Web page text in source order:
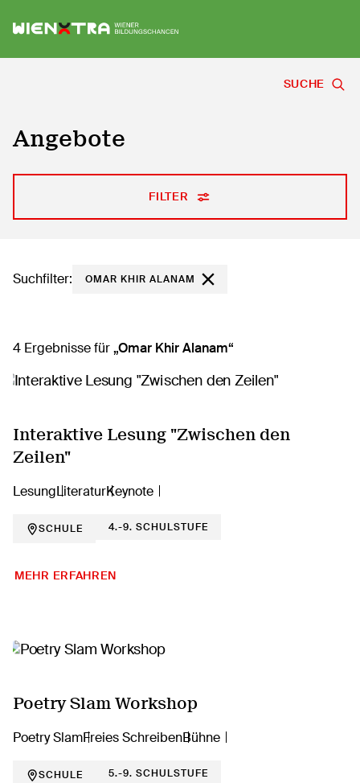
Logo Wiener Bildungschancen
SUCHE
Angebote
FILTER
Suchfilter: OMAR KHIR ALANAM
4 Ergebnisse für Omar Khir Alanam
Interaktive Lesung "Zwischen den
Zeilen"
LesungLiteraturKeynote
SCHULE 4.-9. SCHULSTUFE
MEHR ERFAHREN
Poetry Slam Workshop
Poetry SlamFreies SchreibenBühne
SCHULE 5.-9. SCHULSTUFE